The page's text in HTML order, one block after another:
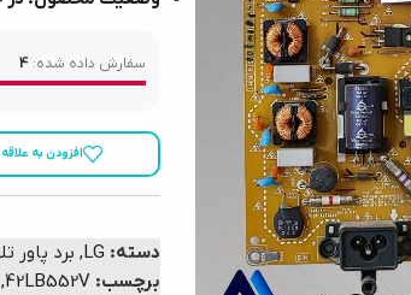
سفارش داده شده: 4
افزودن به
دسته: LG
, برد پاور
برچسب: 42LB552V
,